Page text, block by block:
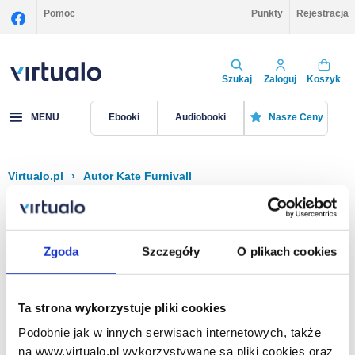
Zgoda Szczegóły O plikach cookies
Ta strona wykorzystuje pliki cookies
Podobnie jak w innych serwisach internetowych, także
na www.virtualo.pl wykorzystywane są pliki cookies oraz
Pomoc Punkty Rejestracja
Szukaj Zaloguj Koszyk
MENU Ebooki Audiobooki Nasze Ceny
Virtualo.pl › Autor Kate Furnivall
Filtruj Sortuj
Na stronie